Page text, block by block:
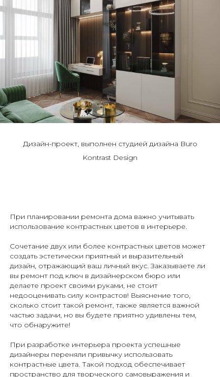
Дизайн-проект, выполнен студией дизайна Buro
Kontrast Design
При планировании ремонта дома важно учитывать
использование контрастных цветов в интерьере.
Сочетание двух или более контрастных цветов может
создать эстетически приятный и выразительный
дизайн, отражающий ваш личный вкус.Заказываете ли
вы ремонт под ключ в дизайнерском бюро или
делаете проект своими руками, не стоит
недооценивать силу контрастов! Выяснение того,
сколько стоит такой ремонт, также является важной
частью задачи, но вы будете приятно удивлены тем,
что обнаружите!
При разработке интерьера проекта успешные
дизайнеры переняли привычку использовать
контрастные цвета. Такой подход обеспечивает
пространство для творческого самовыражения и